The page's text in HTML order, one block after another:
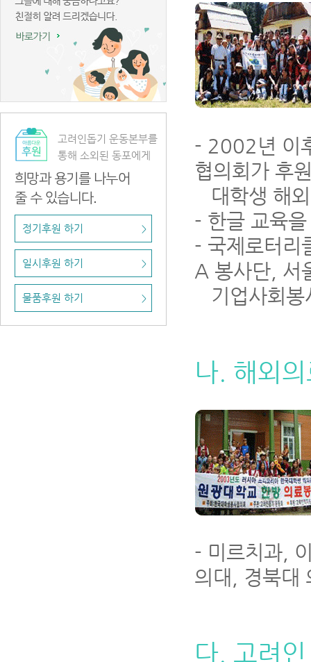
고려인돕기 운동본부를
통해 소외된 동포에게
희망과 용기를 나누어
줄 수 있습니다.
정기후원 하기 >
일시후원 하기 >
물품후원 하기 >
- 2002년 이
협의회가 후
대학생 해
- 한글 교육
- 국제로터리
A 봉사단, 서
기업사회봉
나. 해외
- 미르치과,
의대, 경북대
다. 고려